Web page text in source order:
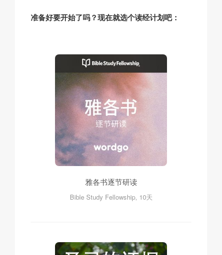
准备好要开始了吗？现在就选个读经计划吧：
雅各书逐节研读
Bible Study Fellowship, 10天